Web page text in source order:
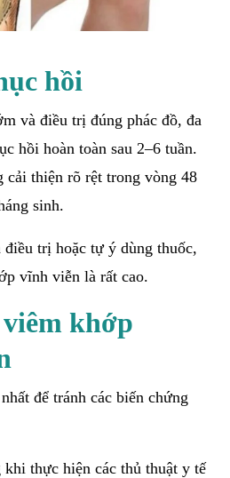
hồi
và điều trị đúng phác đồ, đa
hồi hoàn toàn sau 2–6 tuần.
cải thiện rõ rệt trong vòng 48
sinh.
trị hoặc tự ý dùng thuốc,
vĩnh viễn là rất cao.
khớp
để tránh các biến chứng
khi thực hiện các thủ thuật y tế